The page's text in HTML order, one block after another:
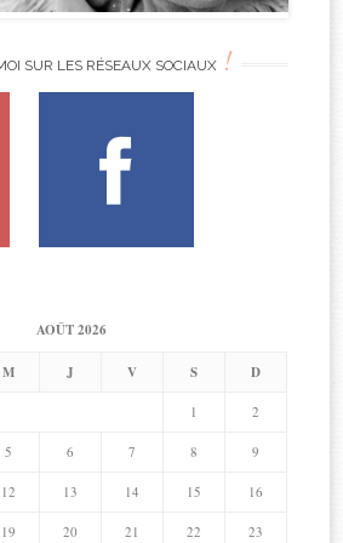
SUR LES RÉSEAUX SOCIAUX !
AOÛT 2026
M J V S D
1 2
5 6 7 8 9
12 13 14 15 16
19 20 21 22 23